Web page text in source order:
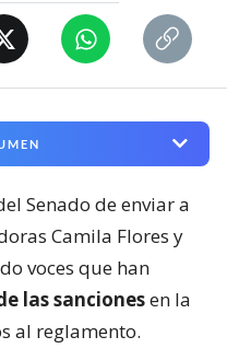
Senado de enviar a
Camila Flores y
voces que han
las sancionesen la
al reglamento.